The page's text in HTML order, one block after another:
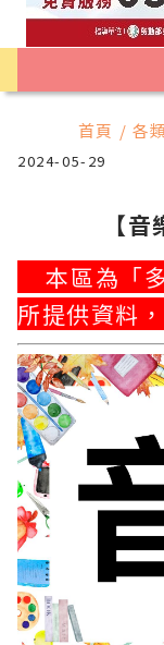
首頁 / 各
2024-05-29
【
本區為「
所提供資料